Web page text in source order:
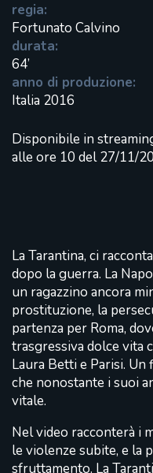
regia:
Fortunato Calvino
durata:
64’
anno di produzione:
Italia 2016
Disponibile in
alle ore 10 del 27/11/
La Tarantina, ci
dopo la guerra. La
un ragazzino ancora
prostituzione, la
partenza per Roma,
trasgressiva dolce vita
Laura Betti e Parisi.
che nonostante i suoi
vitale.
Nel video racconterà i
le violenze subite, e la
sfruttamento. La